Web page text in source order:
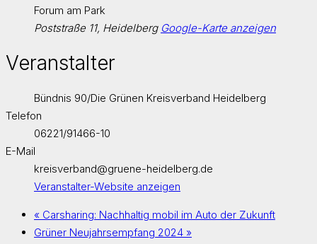
Forum am Park
Poststraße 11, Heidelberg Google-Karte anzeigen
Veranstalter
Bündnis 90/Die Grünen Kreisverband Heidelberg
Telefon
06221/91466-10
E-Mail
kreisverband@gruene-heidelberg.de
Veranstalter-Website anzeigen
« Carsharing: Nachhaltig mobil im Auto der Zukunft
Grüner Neujahrsempfang 2024 »